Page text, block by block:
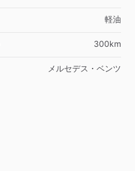
軽油
300km
メルセデス・ベンツ